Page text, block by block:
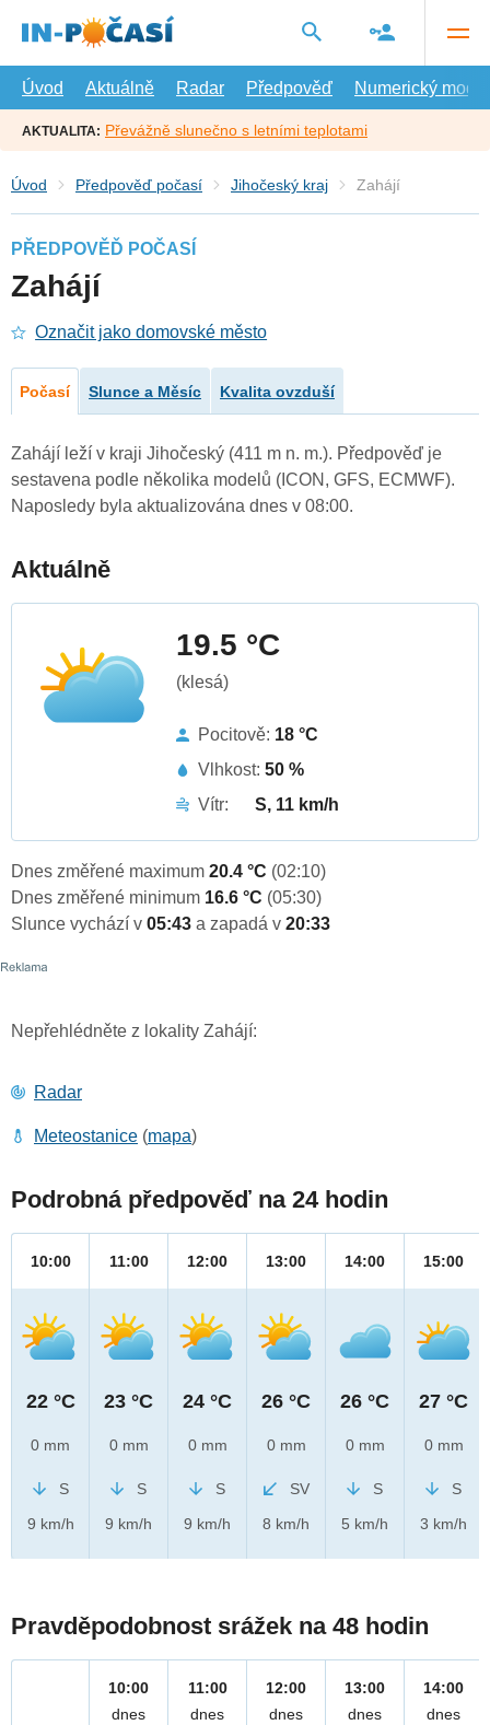
hlavní
Úvod
Aktuálně Radar Předpověď Numerický model
AKTUALITA: Převážně slunečno s letními teplotami
Úvod Předpověď počasí Jihočeský kraj Zahájí
PŘEDPOVĚĎ POČASÍ
Zahájí
Označit jako domovské město
Počasí Slunce a Měsíc Kvalita ovzduší
Zahájí leží v kraji Jihočeský (411 m n. m.). Předpověď je
sestavena podle několika modelů (ICON, GFS, ECMWF).
Naposledy byla aktualizována dnes v 08:00.
Aktuálně
19.5 °C
(klesá)
Pocitově: 18 °C
Vlhkost: 50 %
Vítr:
S, 11 km/h
Dnes změřené maximum 20.4 °C (02:10)
Dnes změřené minimum 16.6 °C (05:30)
Slunce vychází v 05:43 a zapadá v 20:33
Nepřehlédněte z lokality Zahájí:
Radar
Meteostanice (mapa)
Podrobná předpověď na 24 hodin
10:00
22 °C
0 mm
S
9 km/h
11:00
23 °C
0 mm
S
9 km/h
12:00
24 °C
0 mm
S
9 km/h
13:00
26 °C
0 mm
SV
8 km/h
14:00
26 °C
0 mm
S
5 km/h
15:00
27 °C
0 mm
S
3 km/h
Pravděpodobnost srážek na 48 hodin
10:00
dnes
11:00
dnes
12:00
dnes
13:00
dnes
14:00
dnes